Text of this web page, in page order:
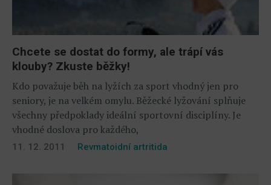
Chcete se dostat do formy, ale trápí vás
klouby? Zkuste běžky!
Kdo považuje běh na lyžích za sport vhodný jen pro
seniory, je na velkém omylu. Běžecké lyžování splňuje
všechny předpoklady ideální sportovní disciplíny. Je
vhodné doslova pro každého,
11. 12. 2011 Revmatoidní artritida